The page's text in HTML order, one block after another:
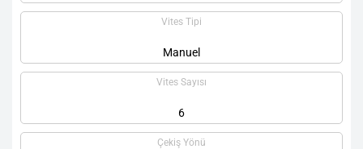
Vites Tipi
Manuel
Vites Sayısı
6
Çekiş Yönü